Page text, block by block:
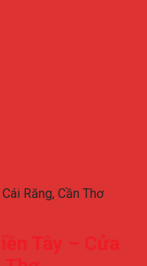
Răng, Cần Thơ
Tây – Cửa